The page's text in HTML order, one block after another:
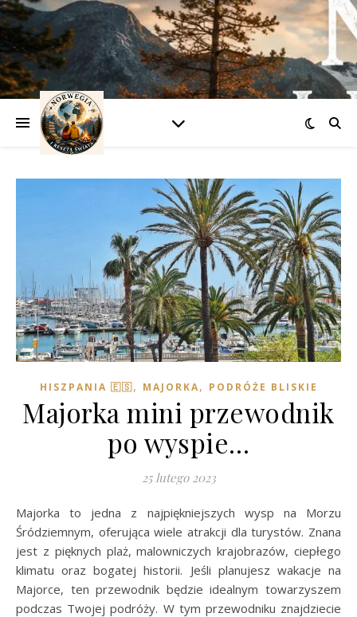
HISZPANIA 🇪🇸, MAJORKA, PODRÓŻE BLISKIE
Majorka mini przewodnik
po wyspie…
25 lutego 2023
Majorka to jedna z najpiękniejszych wysp na Morzu
Śródziemnym, oferująca wiele atrakcji dla turystów. Znana
jest z pięknych plaż, malowniczych krajobrazów, ciepłego
klimatu oraz bogatej historii. Jeśli planujesz wakacje na
Majorce, ten przewodnik będzie idealnym towarzyszem
podczas Twojej podróży. W tym przewodniku znajdziecie